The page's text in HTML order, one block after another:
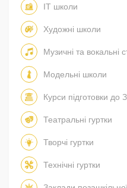
IT школи
Художні школи
Музичні та вокальні
Модельні школи
Курси підготовки
Театральні гуртки
Творчі гуртки
Технічні гуртки